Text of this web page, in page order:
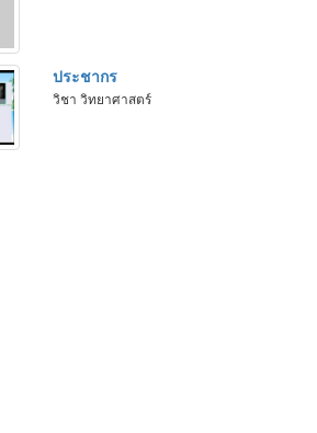
ประชากร
วิชา วิทยาศาสตร์